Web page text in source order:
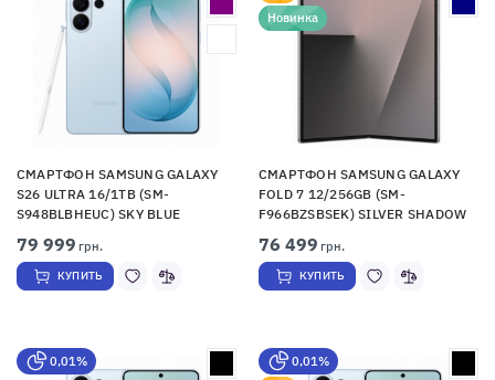
СМАРТФОН SAMSUNG GALAXY
S26 ULTRA 16/1TB (SM-
S948BLBHEUC) SKY BLUE
79 999 грн.
КУПИТЬ
Новинка
СМАРТФОН SAMSUNG GALAXY
FOLD 7 12/256GB (SM-
F966BZSBSEK) SILVER SHADOW
76 499 грн.
КУПИТЬ
0,01%
0,01%